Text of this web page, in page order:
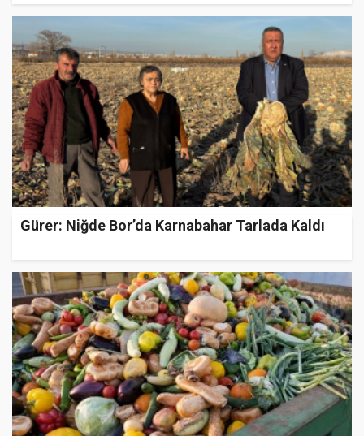
Gürer: Niğde Bor’da Karnabahar Tarlada Kaldı